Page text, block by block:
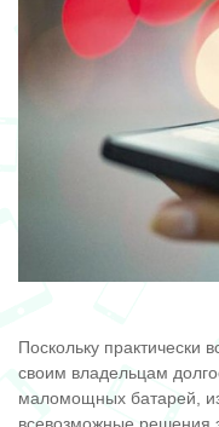
Поскольку практически
своим владельцам
маломощных батарей,
всевозможные решения